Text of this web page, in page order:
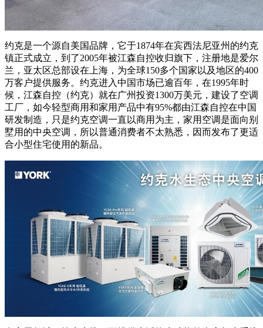
约克是一个源自美国品牌，它于1874年在宾西法尼亚州的约克
镇正式成立，到了2005年被江森自控收归旗下，注册地是爱尔
兰，亚太区总部设在上海，为全球150多个国家以及地区的400
万客户提供服务。约克进入中国市场已逾百年，在1995年时
候，江森自控（约克）就在广州投资1300万美元，建设了空调
工厂，如今轻型商用和家用产品中有95%都由江森自控在中国
研发制造，只是约克空调一直以商用为主，家用空调是面向别
墅用的中央空调，所以普通消费者不太熟悉，因而发布了更适
合小型住宅使用的新品。